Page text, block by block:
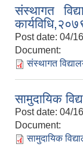
संस्थागत
Post date: 04/
Document:
संस्थागत
सामुदायिक
Post date: 04/
Document:
सामुदायिक